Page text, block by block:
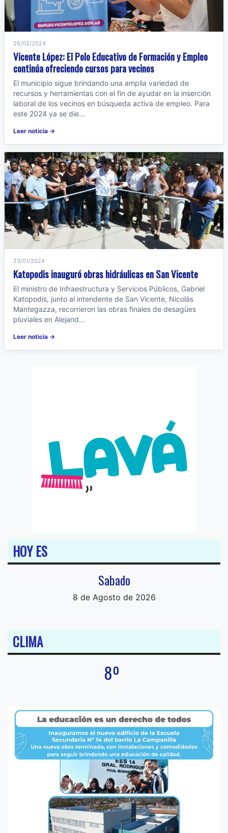
26/02/2024
Vicente López: El Polo Educativo de Formación y Empleo
continúa ofreciendo cursos para vecinos
El municipio sigue brindando una amplia variedad de
recursos y herramientas con el fin de ayudar en la inserción
laboral de los vecinos en búsqueda activa de empleo. Para
este 2024 ya se die...
Leer noticia →
23/01/2024
Katopodis inauguró obras hidráulicas en San Vicente
El ministro de Infraestructura y Servicios Públicos, Gabriel
Katopodis, junto al intendente de San Vicente, Nicolás
Mantegazza, recorrieron las obras finales de desagües
pluviales en Alejand...
Leer noticia →
HOY ES
Sabado
8 de Agosto de 2026
CLIMA
8º